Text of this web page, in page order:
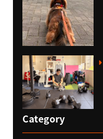
Category